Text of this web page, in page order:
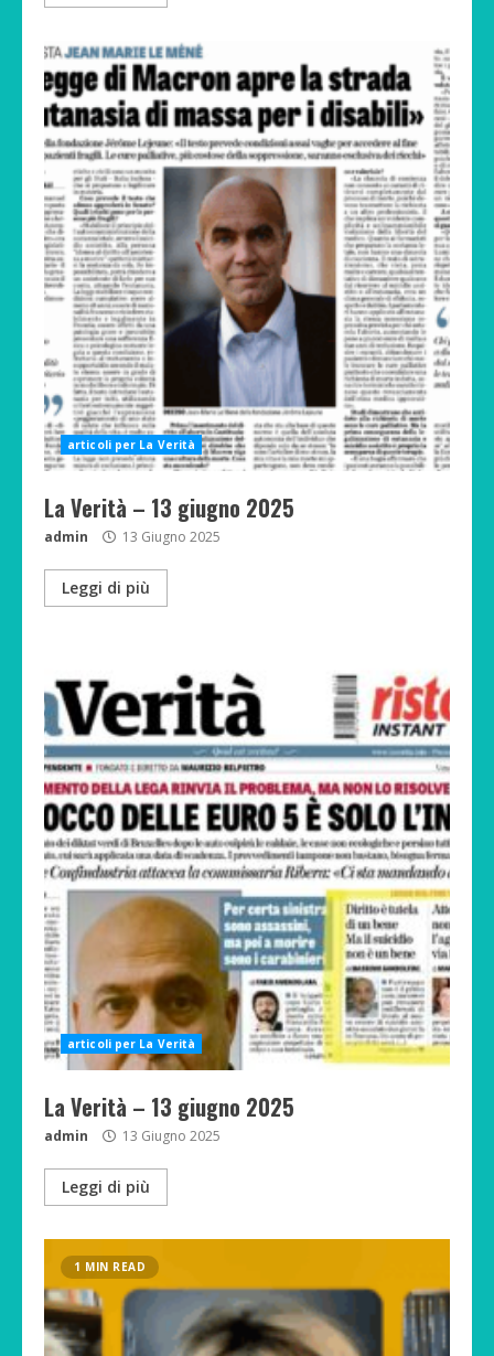
articoli per La Verità
La Verità – 13 giugno 2025
admin 13 Giugno 2025
Leggi di più
articoli per La Verità
La Verità – 13 giugno 2025
admin 13 Giugno 2025
Leggi di più
1 MIN READ